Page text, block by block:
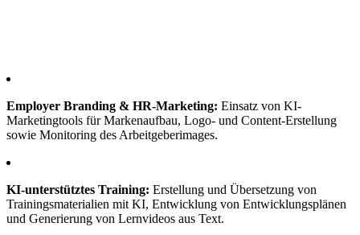
Employer Branding & HR-Marketing: Einsatz von KI-
Marketingtools für Markenaufbau, Logo- und Content-Erstellung
sowie Monitoring des Arbeitgeberimages.
KI-unterstütztes Training: Erstellung und Übersetzung von
Trainingsmaterialien mit KI, Entwicklung von Entwicklungsplänen
und Generierung von Lernvideos aus Text.